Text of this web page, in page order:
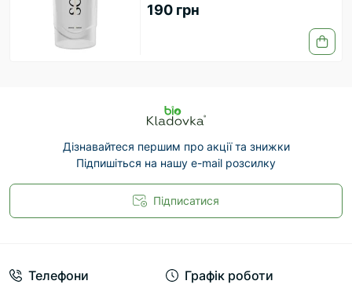
190 грн
Дізнавайтеся першим про акції та знижки
Підпишіться на нашу e-mail розсилку
Підписатися
Телефони Графік роботи